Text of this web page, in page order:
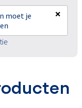
moet je
×